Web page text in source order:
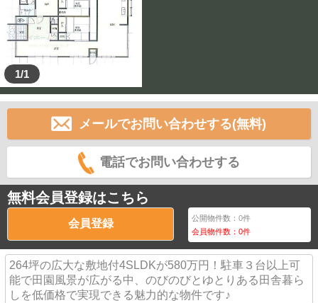
1/1
メールでお問い合わせする(無料)
電話でお問い合わせする
無料会員登録はこちら
会員登録 公開物件数：0件
会員物件数：0件
264坪の広大な敷地付4SLDKが580万円！駐車３台以上可
能で田園風景が広がる中、のびのびとゆとりある田舎暮ら
しを低価格で実現できる魅力的な物件です♪